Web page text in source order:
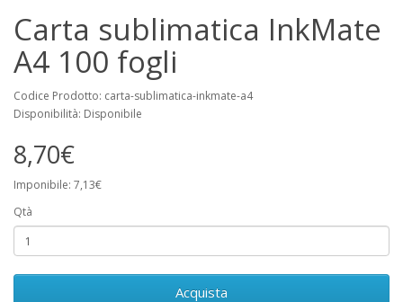
Carta sublimatica InkMate
A4 100 fogli
Codice Prodotto: carta-sublimatica-inkmate-a4
Disponibilità: Disponibile
8,70€
Imponibile: 7,13€
Qtà
Acquista